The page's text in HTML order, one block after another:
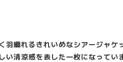
織れるきれいめなシアージャケ
い清涼感を表した一枚になってい